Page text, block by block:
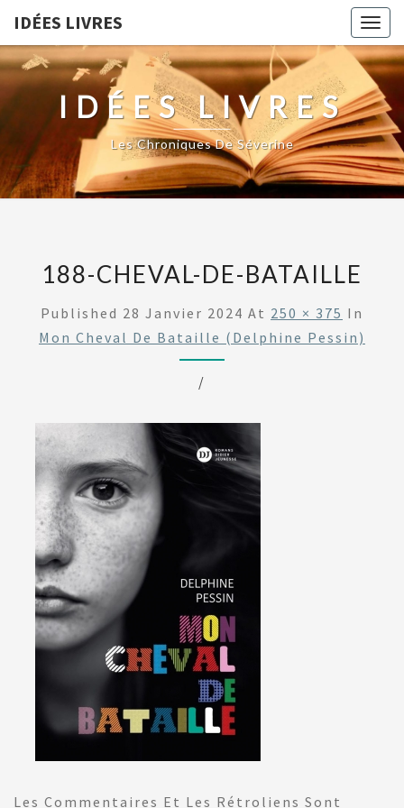
IDÉES LIVRES
IDÉES LIVRES
Les Chroniques De Séverine
188-CHEVAL-DE-BATAILLE
Published 28 Janvier 2024 At 250 × 375 In
Mon Cheval De Bataille (Delphine Pessin)
/
Les Commentaires Et Les Rétroliens Sont